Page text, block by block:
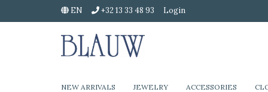
EN +32 13 33 48 93 Login
NEW ARRIVALS JEWELRY ACCESSORIES